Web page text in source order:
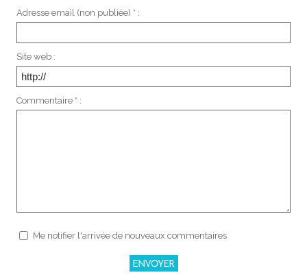
Adresse email (non publiée) * :
Site web :
Commentaire * :
Me notifier l'arrivée de nouveaux commentaires